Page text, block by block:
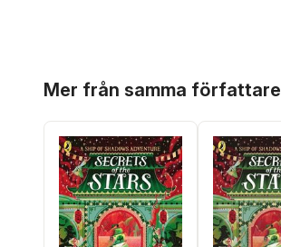
Mer från samma författare